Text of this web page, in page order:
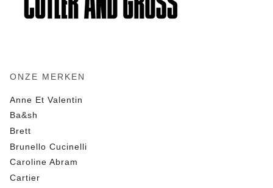
ONZE MERKEN
Anne Et Valentin
Ba&sh
Brett
Brunello Cucinelli
Caroline Abram
Cartier